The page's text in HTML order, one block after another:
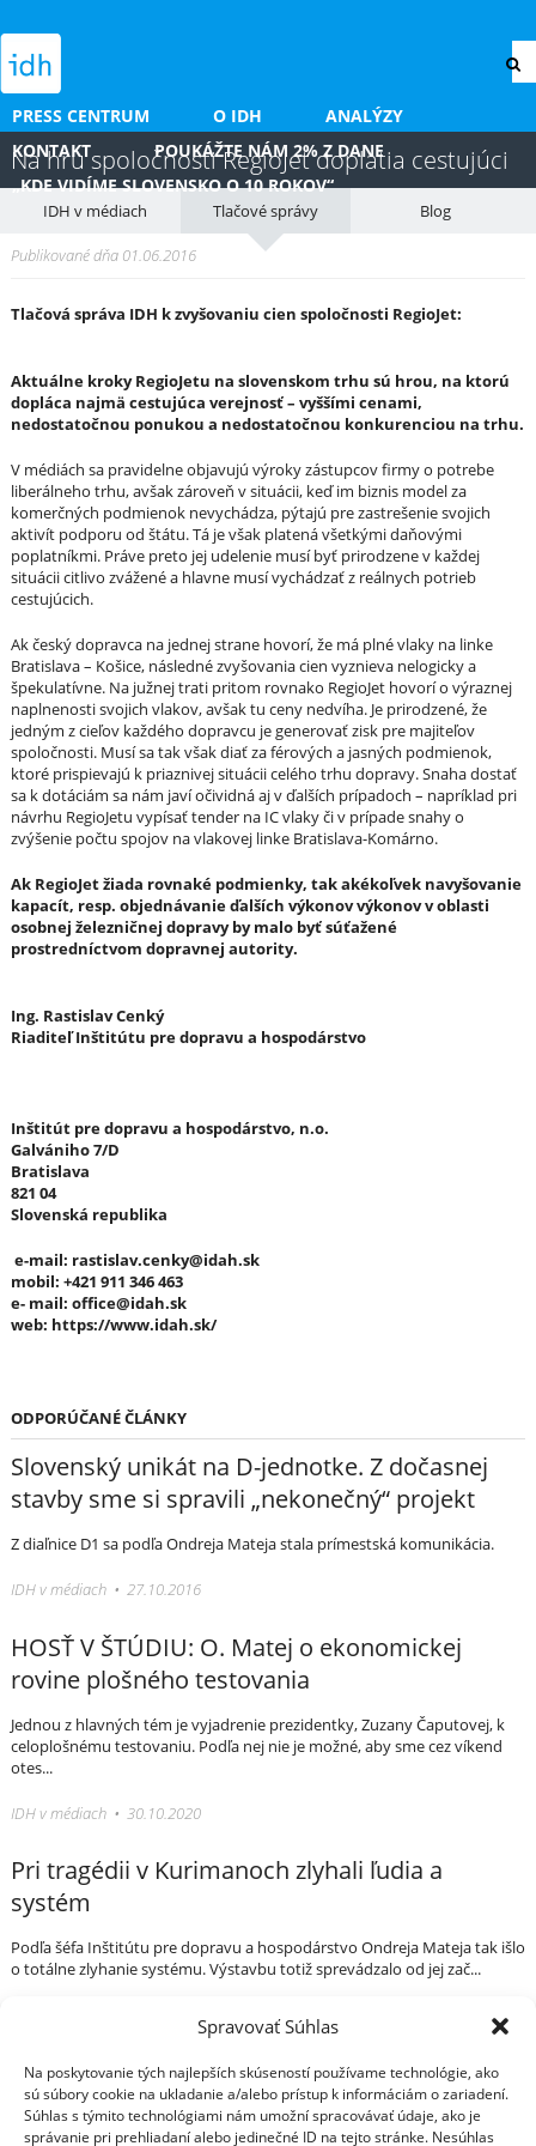
Spravovať Súhlas
Na poskytovanie tých najlepších skúseností používame technológie, ako
sú súbory cookie na ukladanie a/alebo prístup k informáciám o zariadení.
Súhlas s týmito technológiami nám umožní spracovávať údaje, ako je
správanie pri prehliadaní alebo jedinečné ID na tejto stránke. Nesúhlas
PRESS CENTRUM O IDH
ANALÝZY
KONTAKT
POUKÁŽTE NÁM 2% Z DANE
„KDE VIDÍME SLOVENSKO O 10 ROKOV“
Na hru spoločnosti RegioJet doplatia cestujúci
IDH v médiach Tlačové správy Blog
Publikované dňa 01.06.2016
Tlačová správa IDH k zvyšovaniu cien spoločnosti RegioJet:
Aktuálne kroky RegioJetu na slovenskom trhu sú hrou, na ktorú
dopláca najmä cestujúca verejnosť – vyššími cenami,
nedostatočnou ponukou a nedostatočnou konkurenciou na trhu.
V médiách sa pravidelne objavujú výroky zástupcov firmy o potrebe
liberálneho trhu, avšak zároveň v situácii, keď im biznis model za
komerčných podmienok nevychádza, pýtajú pre zastrešenie svojich
aktivít podporu od štátu. Tá je však platená všetkými daňovými
poplatníkmi. Práve preto jej udelenie musí byť prirodzene v každej
situácii citlivo zvážené a hlavne musí vychádzať z reálnych potrieb
cestujúcich.
Ak český dopravca na jednej strane hovorí, že má plné vlaky na linke
Bratislava – Košice, následné zvyšovania cien vyznieva nelogicky a
špekulatívne. Na južnej trati pritom rovnako RegioJet hovorí o výraznej
naplnenosti svojich vlakov, avšak tu ceny nedvíha. Je prirodzené, že
jedným z cieľov každého dopravcu je generovať zisk pre majiteľov
spoločnosti. Musí sa tak však diať za férových a jasných podmienok,
ktoré prispievajú k priaznivej situácii celého trhu dopravy. Snaha dostať
sa k dotáciám sa nám javí očividná aj v ďalších prípadoch – napríklad pri
návrhu RegioJetu vypísať tender na IC vlaky či v prípade snahy o
zvýšenie počtu spojov na vlakovej linke Bratislava-Komárno.
Ak RegioJet žiada rovnaképodmienky, tak akékoľvek navyšovanie
kapacít, resp. objednávanie ďalších výkonov výkonov v oblasti
osobnej železničnej dopravy by malo byť súťažené
prostredníctvom dopravnej autority.
Ing. Rastislav Cenký
Riaditeľ Inštitútu pre dopravu a hospodárstvo
Inštitút pre dopravu a hospodárstvo, n.o.
Galvániho 7/D
Bratislava
821 04
Slovenská republika
e-mail: rastislav.cenky@idah.sk
mobil: +421 911 346 463
e- mail: office@idah.sk
web: https://www.idah.sk/
ODPORÚČANÉ ČLÁNKY
Slovenský unikát na D-jednotke. Z dočasnej
stavby sme si spravili „nekonečný“ projekt
Z diaľnice D1 sa podľa Ondreja Mateja stala prímestská komunikácia.
IDH v médiach • 27.10.2016
HOSŤ V ŠTÚDIU: O. Matej o ekonomickej
rovine plošného testovania
Jednou z hlavných tém je vyjadrenie prezidentky, Zuzany Čaputovej, k
celoplošnému testovaniu. Podľa nej nie je možné, aby sme cez víkend
otes...
IDH v médiach • 30.10.2020
Pri tragédii v Kurimanoch zlyhali ľudia a
systém
Podľa šéfa Inštitútu pre dopravu a hospodárstvo Ondreja Mateja tak išlo
o totálne zlyhanie systému. Výstavbu totiž sprevádzalo od jej zač...
Váš sprievodca svetom infraštruktúry a
ekonomiky
Press Centrum
IDH v médiach
Tlačové správy